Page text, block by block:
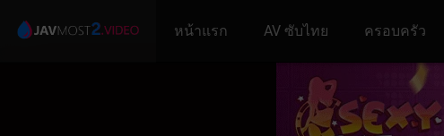
หน้าแรก AV ซับไทย ครอบครัว